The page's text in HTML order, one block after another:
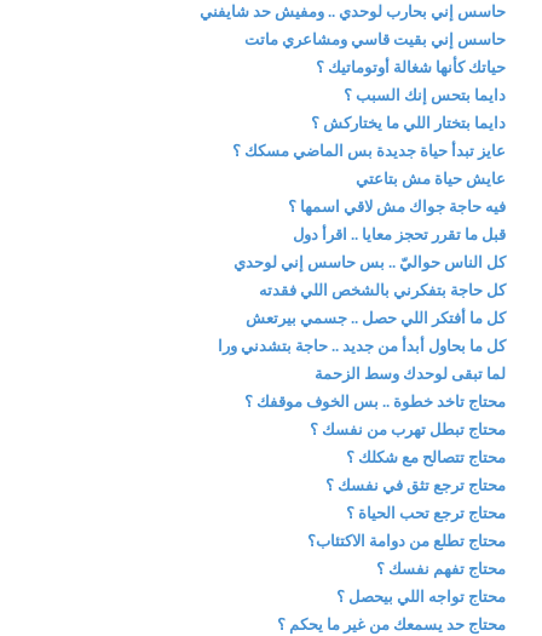
حاسس إني بحارب لوحدي .. ومفيش حد شايفني
حاسس إني بقيت قاسي ومشاعري ماتت
حياتك كأنها شغالة أوتوماتيك ؟
دايما بتحس إنك السبب ؟
دايما بتختار اللي ما يختاركش ؟
عايز تبدأ حياة جديدة بس الماضي مسكك ؟
عايش حياة مش بتاعتي
فيه حاجة جواك مش لاقي اسمها ؟
قبل ما تقرر تحجز معايا .. اقرأ دول
كل الناس حواليّ .. بس حاسس إني لوحدي
كل حاجة بتفكرني بالشخص اللي فقدته
كل ما أفتكر اللي حصل .. جسمي بيرتعش
كل ما بحاول أبدأ من جديد .. حاجة بتشدني ورا
لما تبقى لوحدك وسط الزحمة
محتاج تاخد خطوة .. بس الخوف موقفك ؟
محتاج تبطل تهرب من نفسك ؟
محتاج تتصالح مع شكلك ؟
محتاج ترجع تثق في نفسك ؟
محتاج ترجع تحب الحياة ؟
محتاج تطلع من دوامة الاكتئاب؟
محتاج تفهم نفسك ؟
محتاج تواجه اللي بيحصل ؟
محتاج حد يسمعك من غير ما يحكم ؟